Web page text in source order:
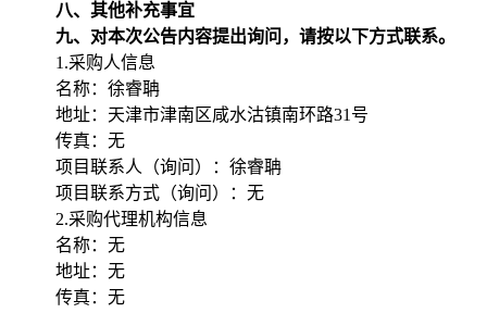
八、其他补充事宜
九、对本次公告内容提出询问，请按以下方式联系。
1.采购人信息
名称：徐睿聃
地址：天津市津南区咸水沽镇南环路31号
传真：无
项目联系人（询问）：徐睿聃
项目联系方式（询问）：无
2.采购代理机构信息
名称：无
地址：无
传真：无